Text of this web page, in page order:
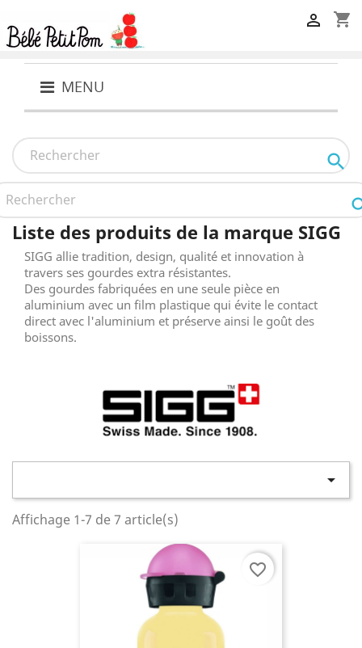
shopping_cart

MENU

Liste des produits de la marque SIGG
SIGG allie tradition, design, qualité et innovation à
travers ses gourdes extra résistantes.
Des gourdes fabriquées en une seule pièce en
aluminium avec un film plastique qui évite le contact
direct avec l'aluminium et préserve ainsi le goût des
boissons.

Affichage 1-7 de 7 article(s)
favorite_border